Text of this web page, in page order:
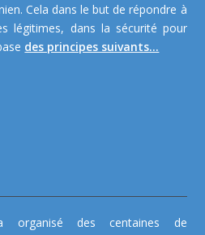
Cela dans le but de répondre à
légitimes, dans la sécurité pour
des principes suivants...
organisé des centaines de